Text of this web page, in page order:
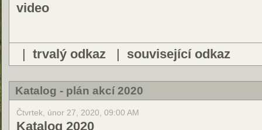
video
| trvalý odkaz | související odkaz
Katalog - plán akcí 2020
Čtvrtek, únor 27, 2020, 09:00 AM
Katalog 2020